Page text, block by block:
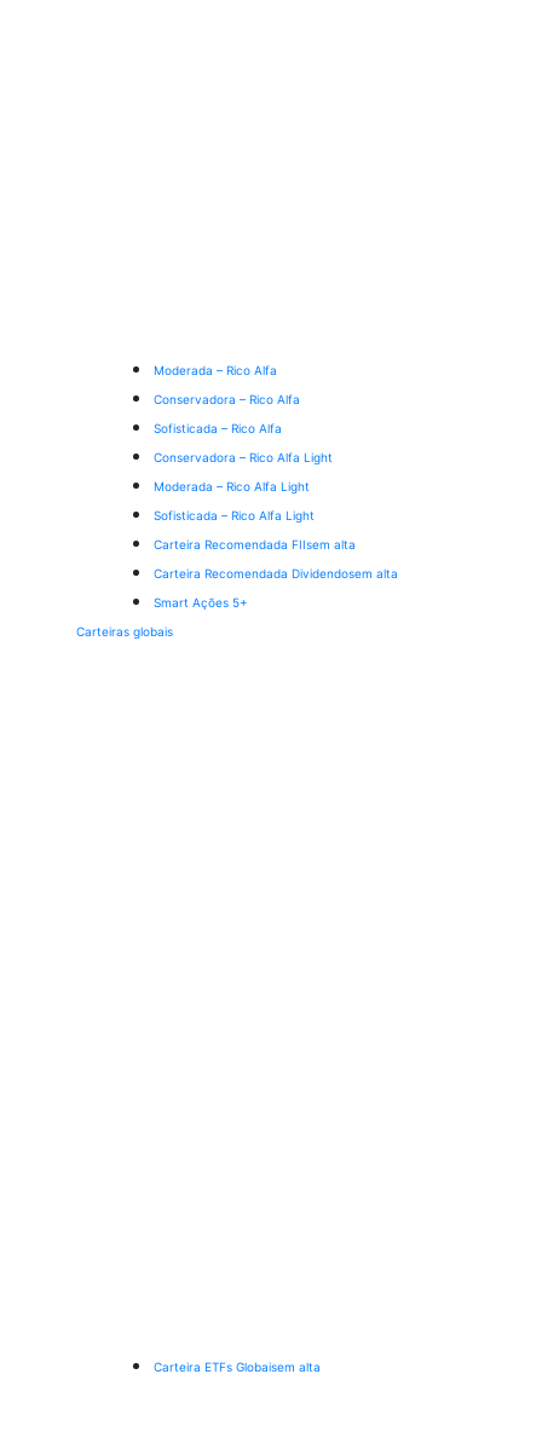
Moderada – Rico Alfa
Conservadora – Rico Alfa
Sofisticada – Rico Alfa
Conservadora – Rico Alfa Light
Moderada – Rico Alfa Light
Sofisticada – Rico Alfa Light
Carteira Recomendada FIIsem alta
Carteira Recomendada Dividendosem alta
Smart Ações 5+
Carteiras globais
Carteira ETFs Globaisem alta